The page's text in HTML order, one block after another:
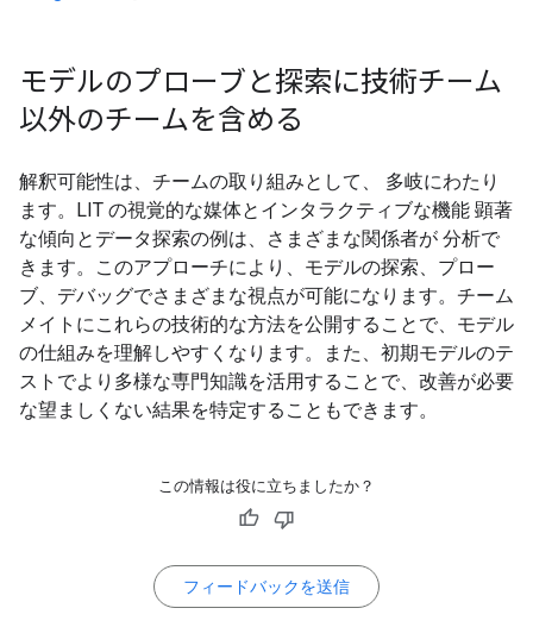
モデルのプローブと探索に技術チーム
以外のチームを含める
解釈可能性は、チームの取り組みとして、 多岐にわたり
ます。LIT の視覚的な媒体とインタラクティブな機能 顕著
な傾向とデータ探索の例は、さまざまな関係者が 分析で
きます。このアプローチにより、モデルの探索、プロー
ブ、デバッグでさまざまな視点が可能になります。チーム
メイトにこれらの技術的な方法を公開することで、モデル
の仕組みを理解しやすくなります。また、初期モデルのテ
ストでより多様な専門知識を活用することで、改善が必要
な望ましくない結果を特定することもできます。
この情報は役に立ちましたか？
フィードバックを送信